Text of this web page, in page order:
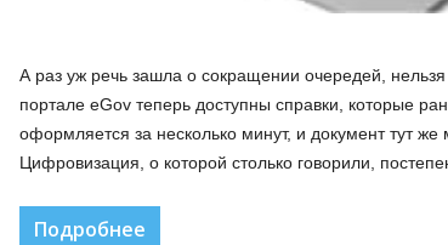
А раз уж речь зашла о сокращении очередей,
портале eGov теперь доступны справки, которые
оформляется за несколько минут, и документ тут
Цифровизация, о которой столько говорили,
Подробнее